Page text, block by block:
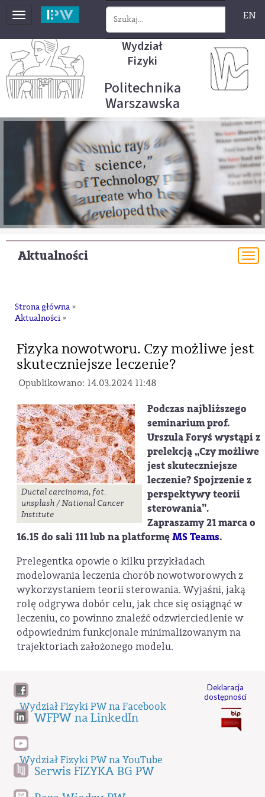
Toggle
EN
Wydział
Fizyki
Politechnika
Warszawska
Aktualności
Strona główna »
Aktualności »
Fizyka nowotworu. Czy możliwe jest
skuteczniejsze leczenie?
Opublikowano: 14.03.2024 11:48
Ductal carcinoma, fot.
unsplash / National Cancer
Institute
Podczas najbliższego
seminarium prof.
Urszula Foryś wystąpi z
prelekcją „Czy możliwe
jest skuteczniejsze
leczenie? Spojrzenie z
perspektywy teorii
sterowania”.
Zapraszamy 21 marca o
16.15 do sali 111 lub na platformęMS Teams.
Prelegentka opowie o kilku przykładach
modelowania leczenia chorób nowotworowych z
wykorzystaniem teorii sterowania. Wyjaśni, jaką
rolę odgrywa dobór celu, jak chce się osiągnąć w
leczeniu, co powinno znaleźć odzwierciedlenie w
odpowiednim funkcjonale minimalizowanym na
trajektoriach założonego modelu.
Wydział Fizyki PW na Facebook
WFPW na LinkedIn
Wydział Fizyki PW na YouTube
Serwis FIZYKA BG PW
Deklaracja
dostępności